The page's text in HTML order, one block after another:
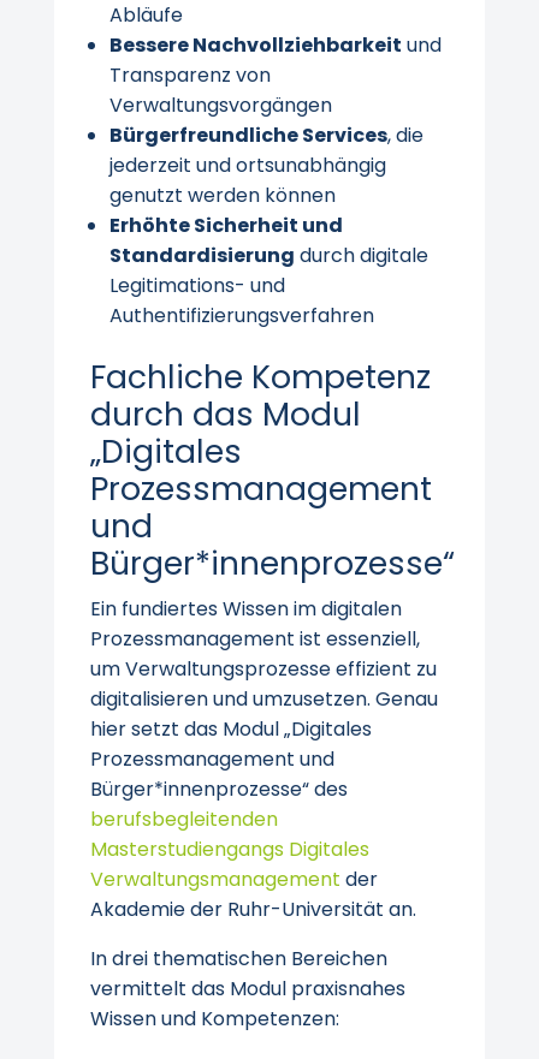
Abläufe
Bessere Nachvollziehbarkeit und
Transparenz von
Verwaltungsvorgängen
Bürgerfreundliche Services, die
jederzeit und ortsunabhängig
genutzt werden können
Erhöhte Sicherheit und
Standardisierung durch digitale
Legitimations- und
Authentifizierungsverfahren
Fachliche Kompetenz
durch das Modul
„Digitales
Prozessmanagement
und
Bürger*innenprozesse“
Ein fundiertes Wissen im digitalen
Prozessmanagement ist essenziell,
um Verwaltungsprozesse effizient zu
digitalisieren und umzusetzen. Genau
hier setzt das Modul „Digitales
Prozessmanagement und
Bürger*innenprozesse“ des
berufsbegleitenden
Masterstudiengangs Digitales
Verwaltungsmanagement der
Akademie der Ruhr-Universität an.
In drei thematischen Bereichen
vermittelt das Modul praxisnahes
Wissen und Kompetenzen: